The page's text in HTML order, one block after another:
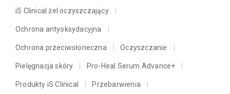
iS Clinical żel oczyszczający
Ochrona antyoksydacyjna
Ochrona przeciwsłoneczna Oczyszczanie
Pielęgnacja skóry Pro-Heal Serum Advance+
Produkty iS Clinical Przebarwienia